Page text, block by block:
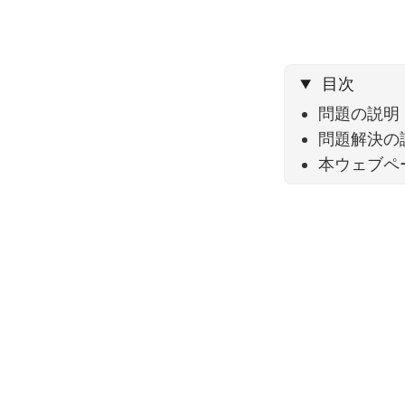
目次
問題の説明
問題解決の
本ウェブペ